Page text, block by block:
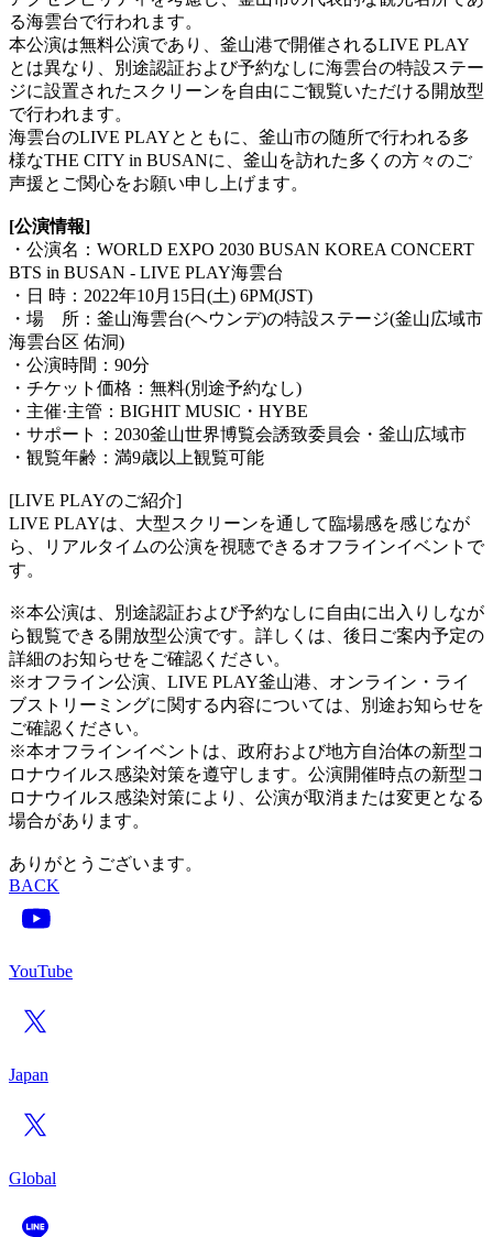
る海雲台で行われます。
本公演は無料公演であり、釜山港で開催されるLIVE PLAY
とは異なり、別途認証および予約なしに海雲台の特設ステー
ジに設置されたスクリーンを自由にご観覧いただける開放型
で行われます。
海雲台のLIVE PLAYとともに、釜山市の随所で行われる多
様なTHE CITY in BUSANに、釜山を訪れた多くの方々のご
声援とご関心をお願い申し上げます。
[公演情報]
・公演名：WORLD EXPO 2030 BUSAN KOREA CONCERT
BTS in BUSAN - LIVE PLAY海雲台
・日 時：2022年10月15日(土) 6PM(JST)
・場 所：釜山海雲台(ヘウンデ)の特設ステージ(釜山広域市
海雲台区 佑洞)
・公演時間：90分
・チケット価格：無料(別途予約なし)
・主催·主管：BIGHIT MUSIC・HYBE
・サポート：2030釜山世界博覧会誘致委員会・釜山広域市
・観覧年齢：満9歳以上観覧可能
[LIVE PLAYのご紹介]
LIVE PLAYは、大型スクリーンを通して臨場感を感じなが
ら、リアルタイムの公演を視聴できるオフラインイベントで
す。
※本公演は、別途認証および予約なしに自由に出入りしなが
ら観覧できる開放型公演です。詳しくは、後日ご案内予定の
詳細のお知らせをご確認ください。
※オフライン公演、LIVE PLAY釜山港、オンライン・ライ
ブストリーミングに関する内容については、別途お知らせを
ご確認ください。
※本オフラインイベントは、政府および地方自治体の新型コ
ロナウイルス感染対策を遵守します。公演開催時点の新型コ
ロナウイルス感染対策により、公演が取消または変更となる
場合があります。
ありがとうございます。
BACK
YouTube
Japan
Global